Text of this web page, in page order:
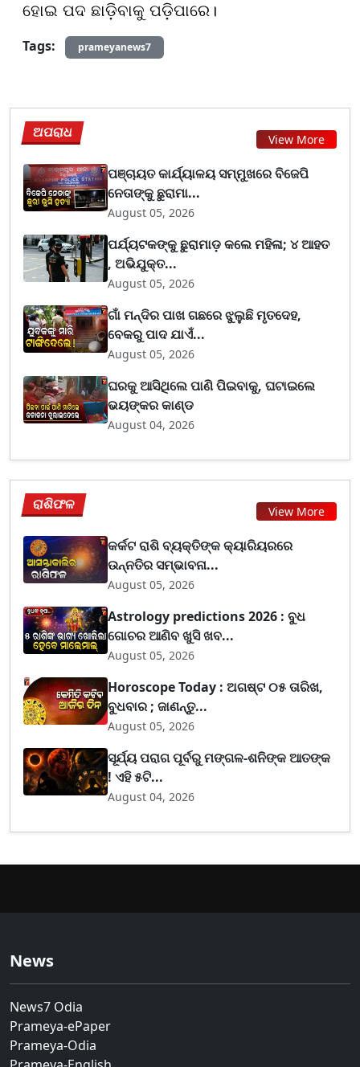
ହୋଇ ପଦ ଛାଡ଼ିବାକୁ ପଡ଼ିପାରେ।
Tags:
prameyanews7
ଅପରାଧ View More
ପଞ୍ଚାୟତ କାର୍ଯ୍ୟାଳୟ ସମ୍ମୁଖରେ ବିଜେପି
ନେତାଙ୍କୁ ଛୁରାମା...
August 05, 2026
ପର୍ଯ୍ୟଟକଙ୍କୁ ଛୁରାମାଡ଼ କଲେ ମହିଳା; ୪ ଆହତ
, ଅଭିଯୁକ୍ତ...
August 05, 2026
ଗାଁ ମନ୍ଦିର ପାଖ ଗଛରେ ଝୁଲୁଛି ମୃତଦେହ,
ବେକରୁ ପାଦ ଯାଏଁ...
August 05, 2026
ଘରକୁ ଆସିଥିଲେ ପାଣି ପିଇବାକୁ, ଘଟାଇଲେ
ଭୟଙ୍କର କାଣ୍ଡ
August 04, 2026
ରାଶିଫଳ View More
କର୍କଟ ରାଶି ବ୍ୟକ୍ତିଙ୍କ କ୍ୟାରିୟରରେ
ଉନ୍ନତିର ସମ୍ଭାବନା...
August 05, 2026
Astrology predictions 2026 : ବୁଧ
ଗୋଚର ଆଣିବ ଖୁସି ଖବ...
August 05, 2026
Horoscope Today : ଅଗଷ୍ଟ ୦୫ ତାରିଖ,
ବୁଧବାର ; ଜାଣନ୍ତୁ...
August 05, 2026
ସୂର୍ଯ୍ୟ ପରାଗ ପୂର୍ବରୁ ମଙ୍ଗଳ-ଶନିଙ୍କ ଆତଙ୍କ
! ଏହି ୫ଟି...
August 04, 2026
News
News7 Odia
Prameya-ePaper
Prameya-Odia